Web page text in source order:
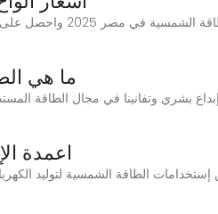
ما هي
بشري وتفانينا في مجال الطاقة
اعمدة
الطاقة الشمسية لتوليد